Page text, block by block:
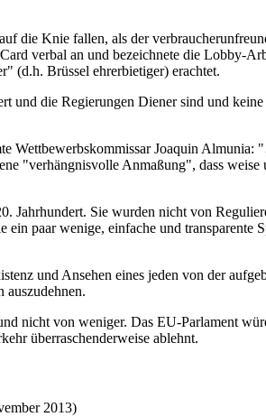
die Knie fallen, als der
verbal an und bezeichnete die Lobby-
(d.h. Brüssel ehrerbietiger) erachtet.
die Regierungen Diener sind und
Wettbewerbskommissar Joaquin
Anmaßung", dass weise
Sie wurden nicht von
paar wenige, einfache und transparente
und Ansehen eines jeden von der
auszudehnen.
von weniger. Das EU-Parlament
überraschenderweise ablehnt.
2013)